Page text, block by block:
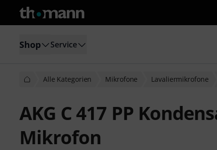
Shop Service
Alle Kategorien Mikrofone Lavaliermikrofone
AKG C 417 PP
Mikrofon